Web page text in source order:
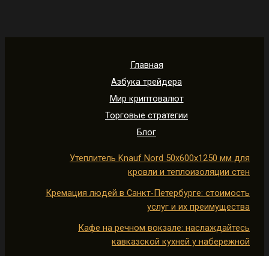
Главная
Азбука трейдера
Мир криптовалют
Торговые стратегии
Блог
Утеплитель Knauf Nord 50х600х1250 мм для
кровли и теплоизоляции стен
Кремация людей в Санкт-Петербурге: стоимость
услуг и их преимущества
Кафе на речном вокзале: наслаждайтесь
кавказской кухней у набережной